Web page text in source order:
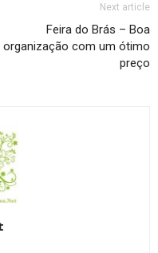
Next article
Feira do Brás – Boa
organização com um ótimo
preço